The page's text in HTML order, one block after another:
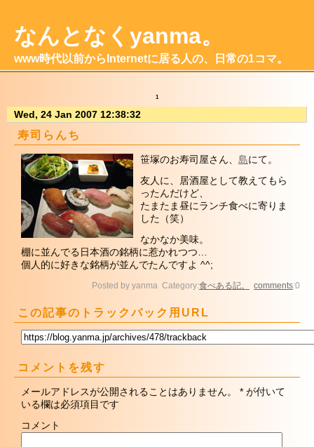
なんとなくyanma。
www時代以前からInternetに居る人の、日常の1コマ。
1
Wed, 24 Jan 2007 12:38:32
寿司らんち
笹塚のお寿司屋さん、 島にて。
友人に、居酒屋として教えてもら
ったんだけど、
たまたま昼にランチ食べに寄りま
した（笑）
なかなか美味。
棚に並んでる日本酒の銘柄に惹かれつつ…
個人的に好きな銘柄が並んでたんですよ ^^;
Posted by yanma Category:食べある記。 comments:0
この記事のトラックバック用URL
コメントを残す
メールアドレスが公開されることはありません。 * が付いて
いる欄は必須項目です
コメント